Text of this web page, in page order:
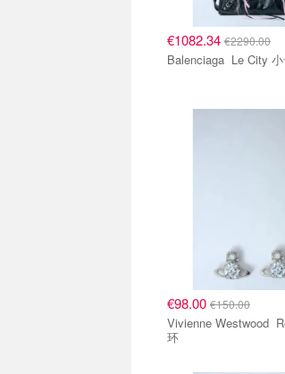
€1082.34 €2290.00
Balenciaga Le
€98.00 €150.00
Vivienne Westwood Reina 大号耳
环